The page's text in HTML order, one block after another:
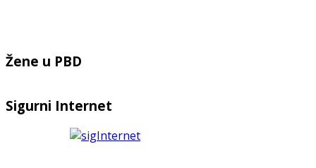
Žene u PBD
Sigurni Internet